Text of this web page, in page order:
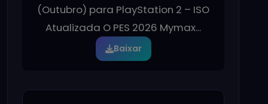
(Outubro) para PlayStation 2 – ISO
Atualizada O PES 2026 Mymax...
Baixar